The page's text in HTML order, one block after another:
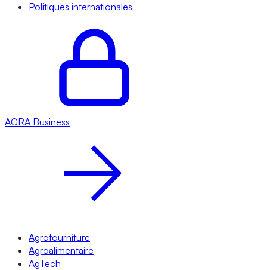
Politiques internationales
AGRA Business
Agrofourniture
Agroalimentaire
AgTech